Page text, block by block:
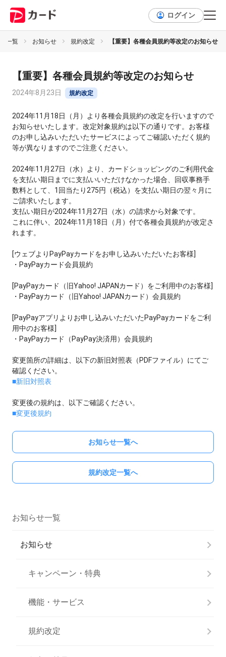
ログイン
一覧 お知らせ 規約改定 【重要】各種会員規約等改定のお知らせ
【重要】各種会員規約等改定のお知らせ
2024年8月23日 規約改定
2024年11月18日（月）より各種会員規約の改定を行いますので
お知らせいたします。改定対象規約は以下の通りです。お客様
のお申し込みいただいたサービスによってご確認いただく規約
等が異なりますのでご注意ください。
2024年11月27日（水）より、カードショッピングのご利用代金
を支払い期日までに支払いいただけなかった場合、回収事務手
数料として、1回当たり275円（税込）を支払い期日の翌々月に
ご請求いたします。
支払い期日が2024年11月27日（水）の請求から対象です。
これに伴い、2024年11月18日（月）付で各種会員規約が改定さ
れます。
[ウェブよりPayPayカードをお申し込みいただいたお客様]
・PayPayカード会員規約
[PayPayカード（旧Yahoo! JAPANカード）をご利用中のお客様]
・PayPayカード（旧Yahoo! JAPANカード）会員規約
[PayPayアプリよりお申し込みいただいたPayPayカードをご利
用中のお客様]
・PayPayカード（PayPay決済用）会員規約
変更箇所の詳細は、以下の新旧対照表（PDFファイル）にてご
確認ください。
■新旧対照表
変更後の規約は、以下ご確認ください。
■変更後規約
お知らせ一覧へ
規約改定一覧へ
お知らせ一覧
お知らせ
キャンペーン・特典
機能・サービス
規約改定